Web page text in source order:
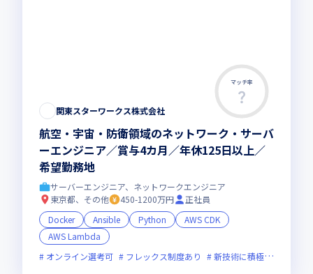
マッチ率
関東スターワークス株式会社
航空・宇宙・防衛領域のネットワーク・サーバ
ーエンジニア／賞与4カ月／年休125日以上／
希望勤務地
サーバーエンジニア、ネットワークエンジニア
東京都、その他
450-1200万円
正社員
Docker
Ansible Python
AWS CDK
AWS Lambda
オンライン選考可
フレックス制度あり 新技術に積極的